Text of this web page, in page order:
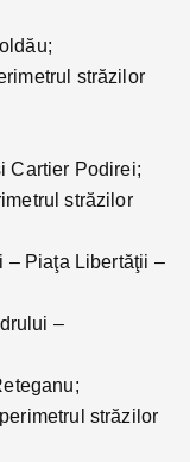
străzilor
Cartier Podirei;
străzilor
– Piaţa Libertăţii –
–
străzilor